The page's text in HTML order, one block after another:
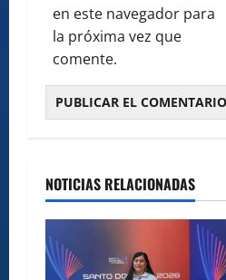
en este navegador para
la próxima vez que
comente.
NOTICIAS RELACIONADAS